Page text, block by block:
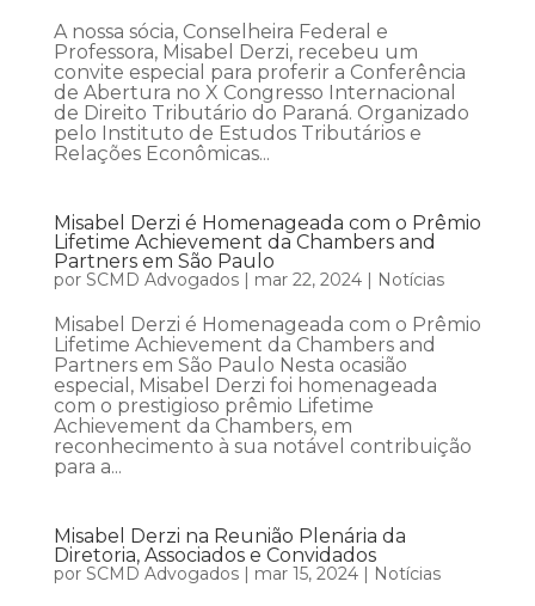
A nossa sócia, Conselheira Federal e
Professora, Misabel Derzi, recebeu um
convite especial para proferir a Conferência
de Abertura no X Congresso Internacional
de Direito Tributário do Paraná. Organizado
pelo Instituto de Estudos Tributários e
Relações Econômicas...
Misabel Derzi é Homenageada com o Prêmio
Lifetime Achievement da Chambers and
Partners em São Paulo
por SCMD Advogados| mar 22, 2024| Notícias
Misabel Derzi é Homenageada com o Prêmio
Lifetime Achievement da Chambers and
Partners em São Paulo Nesta ocasião
especial, Misabel Derzi foi homenageada
com o prestigioso prêmio Lifetime
Achievement da Chambers, em
reconhecimento à sua notável contribuição
para a...
Misabel Derzi na Reunião Plenária da
Diretoria, Associados e Convidados
por SCMD Advogados| mar 15, 2024| Notícias